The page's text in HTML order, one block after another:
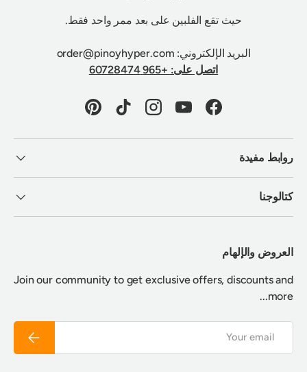
حيث تقع الفلبين على بعد ممر واحد فقط.
البريد الإلكتروني: order@pinoyhyper.com
اتصل على: +965 60728474
Facebook
YouTube
Instagram
TikTok
Pinterest
روابط مفيدة
كتالوجنا
العروض والإلهام
Join our community to get exclusive offers, discounts and
more...